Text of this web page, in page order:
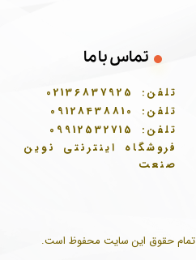
تمام حقوق این سایت محفوظ است.
تماس با ما
تلفن:
02136837925
تلفن:
09128438810
تلفن:
09912532715
فروشگاه اینترنتی نوین
صنعت